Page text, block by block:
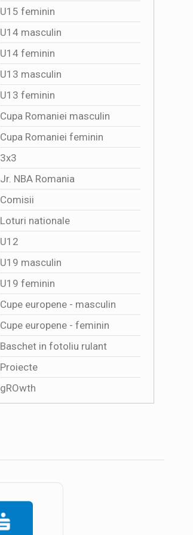
U15 feminin
U14 masculin
U14 feminin
U13 masculin
U13 feminin
Cupa Romaniei masculin
Cupa Romaniei feminin
3x3
Jr. NBA Romania
Comisii
Loturi nationale
U12
U19 masculin
U19 feminin
Cupe europene - masculin
Cupe europene - feminin
Baschet in fotoliu rulant
Proiecte
gROwth